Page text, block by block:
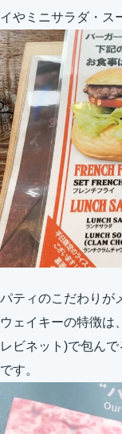
イやミニサラダ・ス
パティのこだわりが
ウェイキーの特徴は
レビネット)で包ん
です。